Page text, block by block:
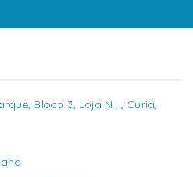
Bloco 3, Loja N , , Curia,